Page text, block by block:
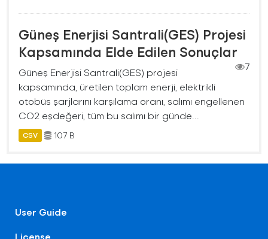
Güneş Enerjisi Santrali(GES) Projesi
Kapsamında Elde Edilen Sonuçlar
7
Güneş Enerjisi Santrali(GES) projesi
kapsamında, üretilen toplam enerji, elektrikli
otobüs şarjlarını karşılama oranı, salımı engellenen
CO2 eşdeğeri, tüm bu salımı bir günde...
CSV 107 B
User Guide
License